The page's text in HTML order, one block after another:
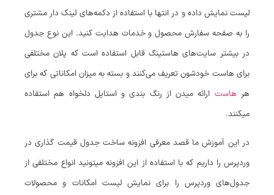
لیست نمایش داده و در انتها با استفاده از دکمه‌های لینک دار مشتری
را به صفحه سفارش محصول و خدمات هدایت کنید. این نوع جدول
در بیشتر سایت‌های هاستینگ قابل استفاده است که پلان مختلفی
برای هاست خودشون تعریف می‌کنند و بسته به میزان امکاناتی که برای
هر هاست ارائه میدن از رنگ بندی و استایل دلخواه هم استفاده
میکنند.
در این آموزش ما قصد معرفی افزونه ساخت جدول قیمت گذاری در
وردپرس را داریم که با استفاده از این افزونه میتونید انواع مختلفی از
جدول‌های وردپرس را برای نمایش لیست امکانات و محصولات